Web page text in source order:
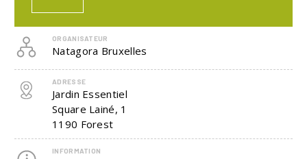
ORGANISATEUR
Natagora Bruxelles
ADRESSE
Jardin Essentiel
Square Lainé, 1
1190 Forest
INFORMATION